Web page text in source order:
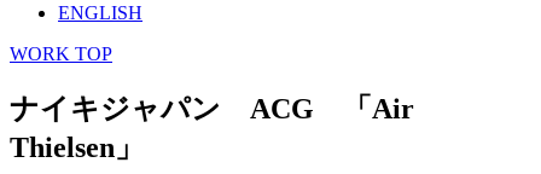
ENGLISH
WORK TOP
ナイキジャパン ACG 「Air
Thielsen」